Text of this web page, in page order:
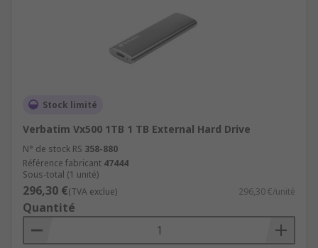
Stock limité
Verbatim Vx500 1TB 1 TB External Hard Drive
N° de stock RS 358-880
Référence fabricant 47444
Sous-total (1 unité)
296,30 €(TVA exclue) 296,30 €/unité
Quantité